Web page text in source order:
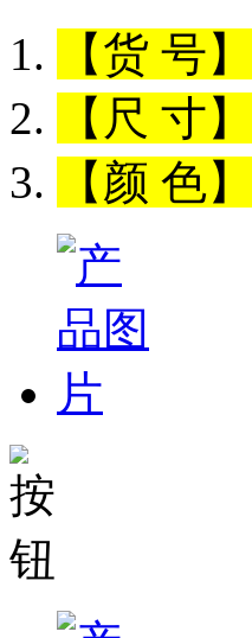
【货 号】
【尺 寸】
【颜 色】